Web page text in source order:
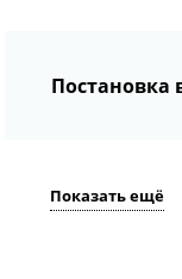
Постановка
Показать ещё